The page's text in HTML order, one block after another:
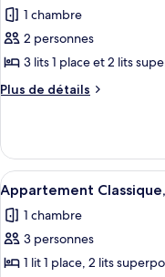
fumeurs,
balcon
Premium,
non-
fumeurs,
balcon
photos
pour
ce
type
de
Appartement
Premium,
balcon,
vue
montagne
1 chambre
2 personnes
3 lits 1 place et 2 lits
Plus de détails
Plus
le
type
de
chambre
Appartement
Premium,
vue
Afficher
toutes
les
photos
pour
4
Appartement
1 chambre
3 personnes
1 lit 1 place, 2 lits